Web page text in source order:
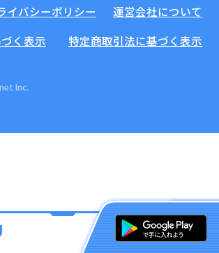
イバシーポリシー
運営会社について
く表示
特定商取引法に基づく表示
Inc.